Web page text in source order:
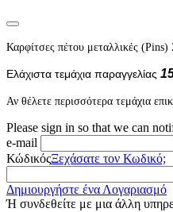
Καρφίτσες πέτου μεταλλικές
Ελάχιστα τεμάχια παραγγελίας
Αν θέλετε περισσότερα τεμάχια
Please sign in so that we can
e-mail
ΚώδικόςΞεχάσατε τον Κωδικό;
Δημιουργήστε ένα Λογαριασμό
Ή συνδεθείτε με μια άλλη